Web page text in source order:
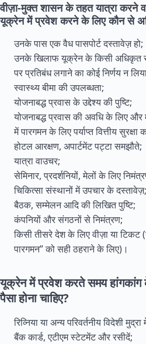
वीज़ा-मुक्त शासन के तहत यात्रा करने
यूक्रेन में प्रवेश करने के लिए कौन से
उनके पास एक वैध पासपोर्ट दस्तावेज़ हो;
उनके खिलाफ यूक्रेन के किसी अधिकृत
पर प्रतिबंध लगाने का कोई निर्णय न
स्वास्थ्य बीमा की उपलब्धता;
योजनाबद्ध प्रवास के उद्देश्य की पुष्टि;
योजनाबद्ध प्रवास की अवधि के लिए
में पारगमन के लिए पर्याप्त वित्तीय सुरक्षा
होटल आरक्षण, अपार्टमेंट पट्टा समझौते;
यात्रा वाउचर;
सेमिनार, प्रदर्शनियों, मेलों के लिए
चिकित्सा संस्थानों में उपचार के दस्तावेज़;
बैठक, सम्मेलन आदि की लिखित पुष्टि;
कंपनियों और संगठनों से निमंत्रण;
किसी तीसरे देश के लिए वीज़ा या टिकट
पारगमन” को सही ठहराने के लिए)।
यूक्रेन में प्रवेश करते समय हांगकांग
पैसा होना चाहिए?
रिव्निया या अन्य परिवर्तनीय विदेशी
बैंक कार्ड, एटीएम स्टेटमेंट और रसीदें;